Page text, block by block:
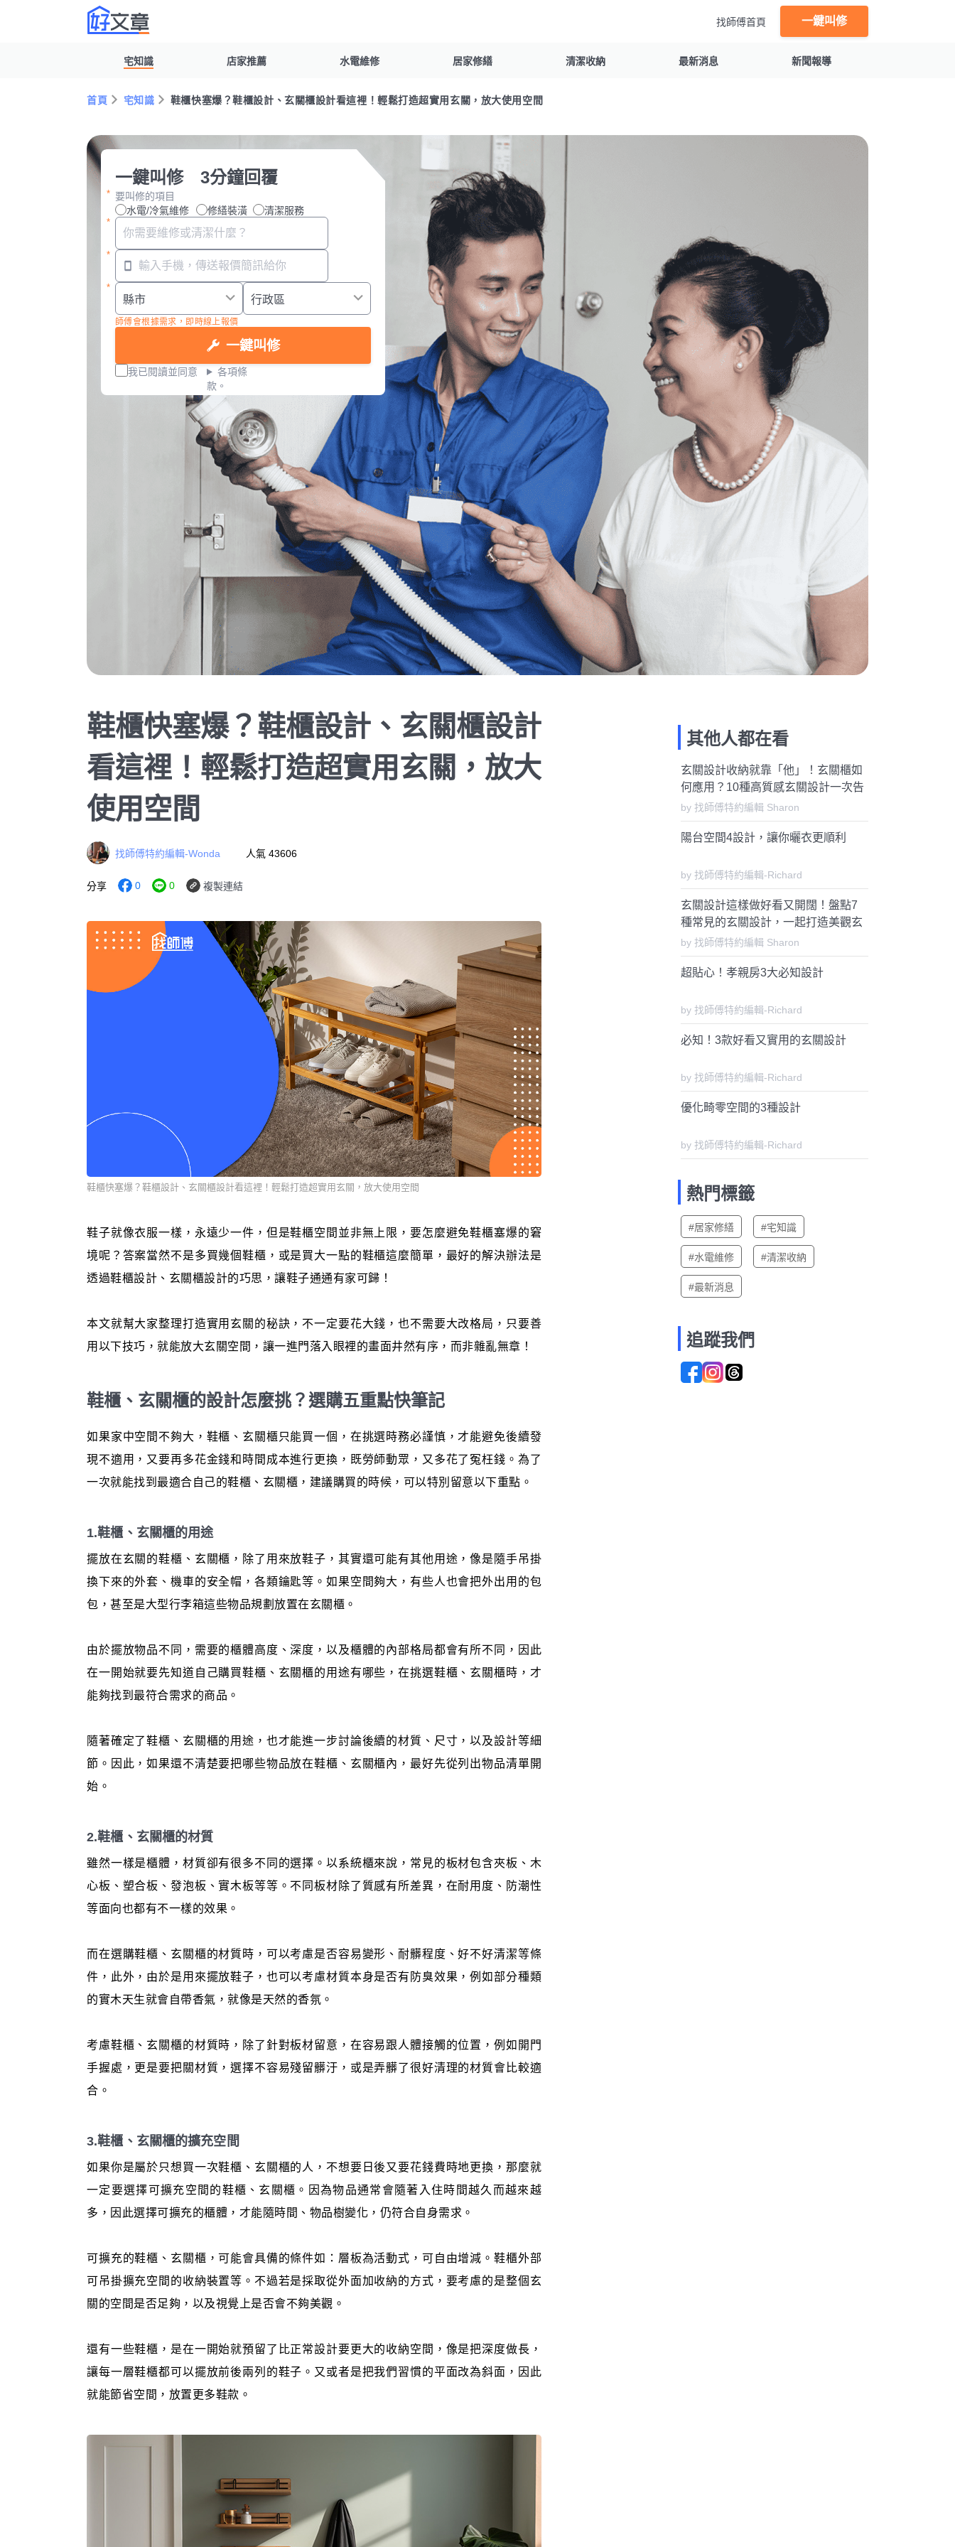
找師傅首頁 一鍵叫修
宅知識 店家推薦 水電維修 居家修繕 清潔收納 最新消息 新聞報導
首頁 宅知識 鞋櫃快塞爆？鞋櫃設計、玄關櫃設計看這裡！輕鬆打造超實用玄關，放大使用空間
一鍵叫修 3分鐘回覆
要叫修的項目
水電/冷氣維修
修繕裝潢 清潔服務
師傅會根據需求，即時線上報價
一鍵叫修
我已閱讀並同意
各項條
款。
鞋櫃快塞爆？鞋櫃設計、玄關櫃設計
看這裡！輕鬆打造超實用玄關，放大
使用空間
找師傅特約編輯-Wonda 人氣 43606
分享 0 0 複製連結
鞋櫃快塞爆？鞋櫃設計、玄關櫃設計看這裡！輕鬆打造超實用玄關，放大使用空間
鞋子就像衣服一樣，永遠少一件，但是鞋櫃空間並非無上限，要怎麼避免鞋櫃塞爆的窘
境呢？答案當然不是多買幾個鞋櫃，或是買大一點的鞋櫃這麼簡單，最好的解決辦法是
透過鞋櫃設計、玄關櫃設計的巧思，讓鞋子通通有家可歸！
本文就幫大家整理打造實用玄關的秘訣，不一定要花大錢，也不需要大改格局，只要善
用以下技巧，就能放大玄關空間，讓一進門落入眼裡的畫面井然有序，而非雜亂無章！
鞋櫃、玄關櫃的設計怎麼挑？選購五重點快筆記
如果家中空間不夠大，鞋櫃、玄關櫃只能買一個，在挑選時務必謹慎，才能避免後續發
現不適用，又要再多花金錢和時間成本進行更換，既勞師動眾，又多花了冤枉錢。為了
一次就能找到最適合自己的鞋櫃、玄關櫃，建議購買的時候，可以特別留意以下重點。
1.鞋櫃、玄關櫃的用途
擺放在玄關的鞋櫃、玄關櫃，除了用來放鞋子，其實還可能有其他用途，像是隨手吊掛
換下來的外套、機車的安全帽，各類鑰匙等。如果空間夠大，有些人也會把外出用的包
包，甚至是大型行李箱這些物品規劃放置在玄關櫃。
由於擺放物品不同，需要的櫃體高度、深度，以及櫃體的內部格局都會有所不同，因此
在一開始就要先知道自己購買鞋櫃、玄關櫃的用途有哪些，在挑選鞋櫃、玄關櫃時，才
能夠找到最符合需求的商品。
隨著確定了鞋櫃、玄關櫃的用途，也才能進一步討論後續的材質、尺寸，以及設計等細
節。因此，如果還不清楚要把哪些物品放在鞋櫃、玄關櫃內，最好先從列出物品清單開
始。
2.鞋櫃、玄關櫃的材質
雖然一樣是櫃體，材質卻有很多不同的選擇。以系統櫃來說，常見的板材包含夾板、木
心板、塑合板、發泡板、實木板等等。不同板材除了質感有所差異，在耐用度、防潮性
等面向也都有不一樣的效果。
而在選購鞋櫃、玄關櫃的材質時，可以考慮是否容易變形、耐髒程度、好不好清潔等條
件，此外，由於是用來擺放鞋子，也可以考慮材質本身是否有防臭效果，例如部分種類
的實木天生就會自帶香氣，就像是天然的香氛。
考慮鞋櫃、玄關櫃的材質時，除了針對板材留意，在容易跟人體接觸的位置，例如開門
手握處，更是要把關材質，選擇不容易殘留髒汙，或是弄髒了很好清理的材質會比較適
合。
3.鞋櫃、玄關櫃的擴充空間
如果你是屬於只想買一次鞋櫃、玄關櫃的人，不想要日後又要花錢費時地更換，那麼就
一定要選擇可擴充空間的鞋櫃、玄關櫃。因為物品通常會隨著入住時間越久而越來越
多，因此選擇可擴充的櫃體，才能隨時間、物品樹變化，仍符合自身需求。
可擴充的鞋櫃、玄關櫃，可能會具備的條件如：層板為活動式，可自由增減。鞋櫃外部
可吊掛擴充空間的收納裝置等。不過若是採取從外面加收納的方式，要考慮的是整個玄
關的空間是否足夠，以及視覺上是否會不夠美觀。
還有一些鞋櫃，是在一開始就預留了比正常設計要更大的收納空間，像是把深度做長，
讓每一層鞋櫃都可以擺放前後兩列的鞋子。又或者是把我們習慣的平面改為斜面，因此
就能節省空間，放置更多鞋款。
其他人都在看
玄關設計收納就靠「他」！玄關櫃如
何應用？10種高質感玄關設計一次告
訴你
by 找師傅特約編輯 Sharon
陽台空間4設計，讓你曬衣更順利
by 找師傅特約編輯-Richard
玄關設計這樣做好看又開闊！盤點7
種常見的玄關設計，一起打造美觀玄
關
by 找師傅特約編輯 Sharon
超貼心！孝親房3大必知設計
by 找師傅特約編輯-Richard
必知！3款好看又實用的玄關設計
by 找師傅特約編輯-Richard
優化畸零空間的3種設計
by 找師傅特約編輯-Richard
熱門標籤
#居家修繕 #宅知識
#水電維修 #清潔收納
#最新消息
追蹤我們